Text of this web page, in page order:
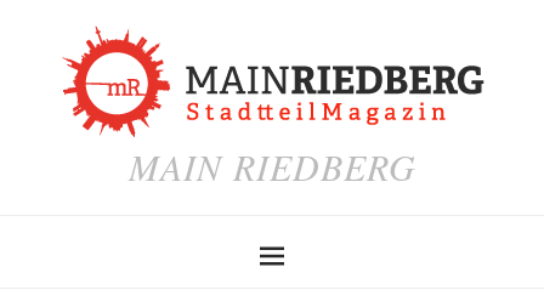
MAIN RIEDBERG